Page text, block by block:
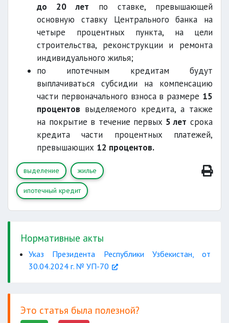
до 20 лет по ставке, превышающей
основную ставку Центрального банка на
четыре процентных пункта, на цели
строительства, реконструкции и ремонта
индивидуального жилья;
по ипотечным кредитам будут
выплачиваться субсидии на компенсацию
части первоначального взноса в размере 15
процентов выделяемого кредита, а также
на покрытие в течение первых 5 лет срока
кредита части процентных платежей,
превышающих 12 процентов.
выделение жилье
ипотечный кредит
Нормативные акты
Указ Президента Республики Узбекистан, от
30.04.2024 г. № УП-70
Это статья была полезной?